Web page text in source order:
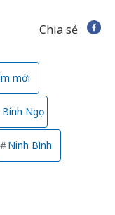
Chia sẻ
mới
Ngọ
Ninh Bình